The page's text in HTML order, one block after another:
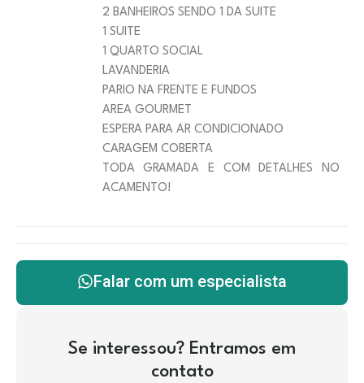
2 BANHEIROS SENDO 1 DA SUITE
1 SUITE
1 QUARTO SOCIAL
LAVANDERIA
PARIO NA FRENTE E FUNDOS
AREA GOURMET
ESPERA PARA AR CONDICIONADO
CARAGEM COBERTA
TODA GRAMADA E COM DETALHES NO
ACAMENTO!
Falar com um especialista
Se interessou? Entramos em
contato